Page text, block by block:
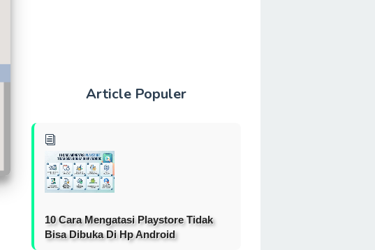
Article Populer
10 Cara Mengatasi Playstore Tidak
Bisa Dibuka Di Hp Android